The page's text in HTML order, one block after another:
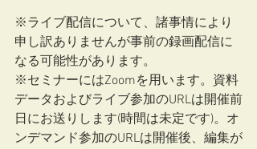
※ライブ配信について、諸事情により
申し訳ありませんが事前の録画配信に
なる可能性があります。
※セミナーにはZoomを用います。資料
データおよびライブ参加のURLは開催前
日にお送りします(時間は未定です)。オ
ンデマンド参加のURLは開催後、編集が